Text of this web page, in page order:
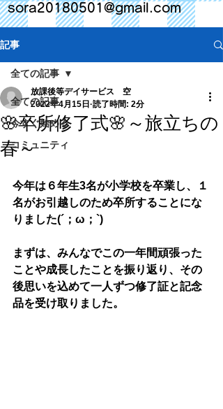
sora20180501@gmail.com
記事
全ての記事
今すぐ始める
コミュニティ
全ての記事
🌸卒所修了式🌸～旅立ちの
春～
放課後等デイサービス 空
2022年4月15日 読了時間: 2分
今年は６年生3名が小学校を卒業し、１
名がお引越しのため卒所することにな
りました(´；ω；`)
まずは、みんなでこの一年間頑張った
ことや成長したことを振り返り、その
後思いを込めて一人ずつ修了証と記念
品を受け取りました。